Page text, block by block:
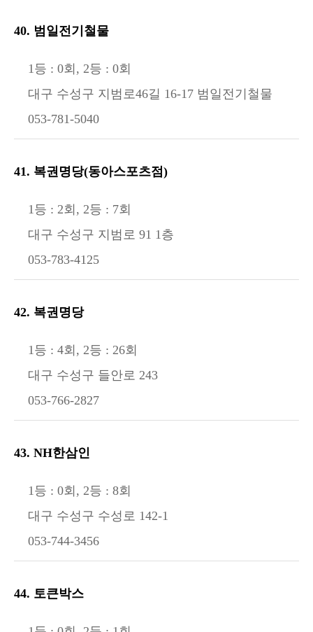
40. 범일전기철물
1등 : 0회, 2등 : 0회
대구 수성구 지범로46길 16-17 범일전기철물
053-781-5040
41. 복권명당(동아스포츠점)
1등 : 2회, 2등 : 7회
대구 수성구 지범로 91 1층
053-783-4125
42. 복권명당
1등 : 4회, 2등 : 26회
대구 수성구 들안로 243
053-766-2827
43. NH한삼인
1등 : 0회, 2등 : 8회
대구 수성구 수성로 142-1
053-744-3456
44. 토큰박스